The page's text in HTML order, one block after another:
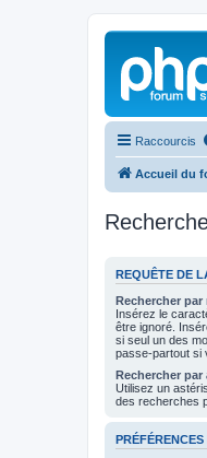
Raccourcis
Accueil du
REQUÊTE DE
Rechercher par
Insérez le
être ignoré.
si seul un des
passe-partout si
Rechercher par
Utilisez un
des recherches